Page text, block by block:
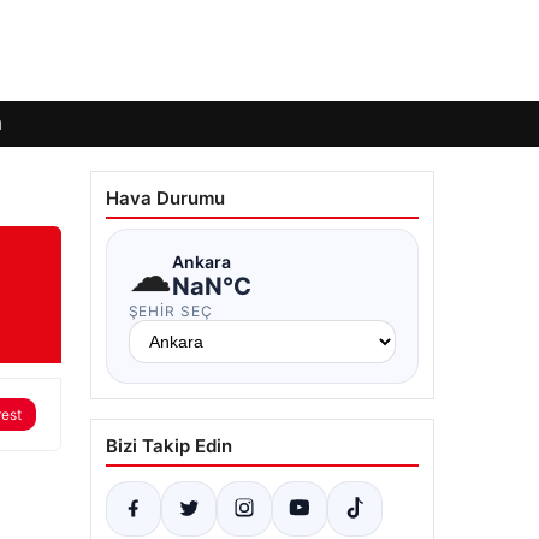
Hava Durumu
☁Ankara
NaN°C
ŞEHIR SEÇ
Bizi Takip Edin